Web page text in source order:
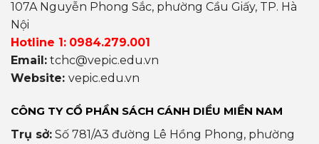
107A Nguyễn Phong Sắc, phường Cầu Giấy, TP. Hà
Nội
Hotline 1: 0984.279.001
Email: tchc@vepic.edu.vn
Website: vepic.edu.vn
CÔNG TY CỔ PHẦN SÁCH CÁNH DIỀU MIỀN NAM
Trụ sở: Số 781/A3 đường Lê Hồng Phong, phường